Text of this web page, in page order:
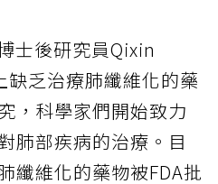
士後研究員Qixin
乏治療肺纖維化的藥
，科學家們開始致力
肺部疾病的治療。目
纖維化的藥物被FDA批